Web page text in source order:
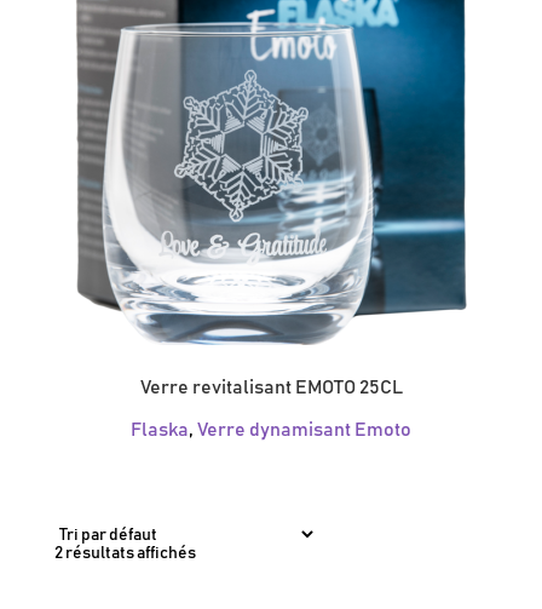
Verre revitalisant EMOTO 25CL
Flaska, Verre dynamisant Emoto
2 résultats affichés